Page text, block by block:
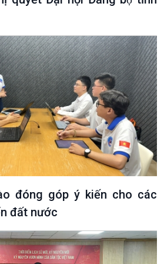
đóng góp ý kiến cho các
đất nước